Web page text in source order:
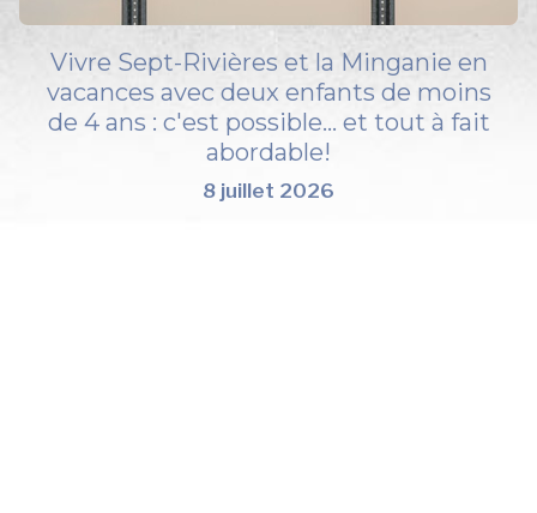
Vivre Sept-Rivières et la Minganie en
vacances avec deux enfants de moins
de 4 ans : c'est possible... et tout à fait
abordable!
8 juillet 2026